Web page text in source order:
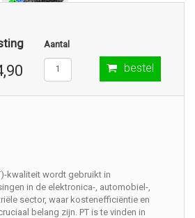
Aantal
bestel
kwaliteit wordt gebruikt in
in de elektronica-, automobiel-,
sector, waar kostenefficiëntie en
belang zijn. PT is te vinden in